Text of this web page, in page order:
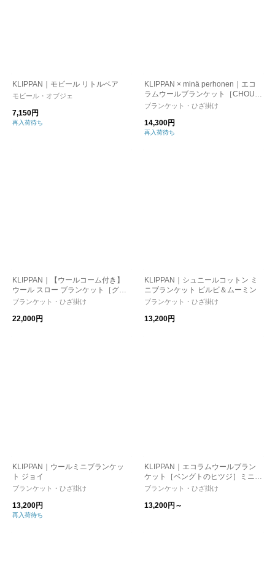
KLIPPAN｜モビール リトルベア
モビール・オブジェ
7,150円
再入荷待ち
KLIPPAN × minä perhonen｜エコ
ラムウールブランケット［CHOUC
HO］ミニ
ブランケット・ひざ掛け
14,300円
再入荷待ち
KLIPPAN｜【ウールコーム付き】
ウール スロー ブランケット［グー
スアイ］グレー
ブランケット・ひざ掛け
22,000円
KLIPPAN｜シュニールコットン ミ
ニブランケット ピルビ＆ムーミン
ブランケット・ひざ掛け
13,200円
KLIPPAN｜ウールミニブランケッ
ト ジョイ
ブランケット・ひざ掛け
13,200円
再入荷待ち
KLIPPAN｜エコラムウールブラン
ケット［ベングトのヒツジ］ミニ/
ハーフ
ブランケット・ひざ掛け
13,200円～